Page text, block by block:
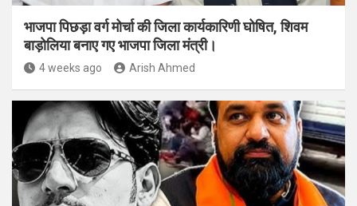
भाजपा पिछड़ा वर्ग मोर्चा की जिला कार्यकारिणी घोषित, शिवम
बाड़ोलिया बनाए गए भाजपा जिला मंत्री।
4 weeks ago Arish Ahmed